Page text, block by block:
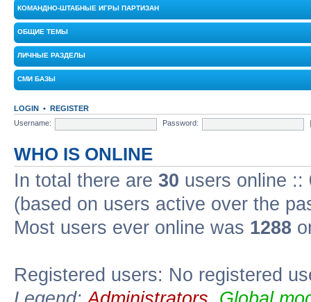
КОМАНДНО-ШТАБНЫЕ ИГРЫ ПАРТИЗАН
ОБЩИЕ ТЕМЫ
ЛИЧНЫЕ РАЗДЕЛЫ
СМИ БАЗЫ
LOGIN • REGISTER
Username:
Password:
WHO IS ONLINE
In total there are 30 users online ::
(based on users active over the
Most users ever online was 1288
Registered users: No registered